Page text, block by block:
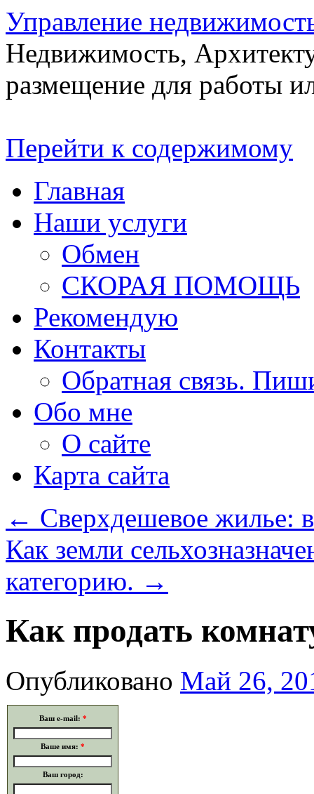
Управление
Недвижимость,
размещение для работы
Перейти к содержимому
Главная
Наши услуги
Обмен
СКОРАЯ ПОМОЩЬ
Рекомендую
Контакты
Обратная связь.
Обо мне
О сайте
Карта сайта
← Сверхдешевое жилье:
Как земли
категорию. →
Как продать
Опубликовано Май 26,
Ваш e-mail: *
Ваше имя: *
Ваш город: